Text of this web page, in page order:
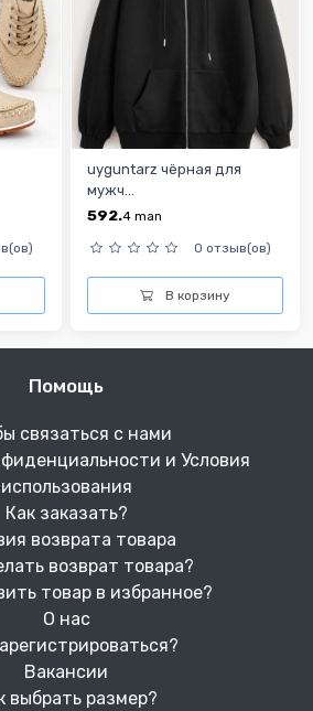
uyguntarz чёрная для
мужч...
592.4 man
0 отзыв(ов)
В корзину
Помощь
связаться с нами
и Условия
использования
Как заказать?
возврата товара
возврат товара?
товар в избранное?
О нас
Вакансии
выбрать размер?